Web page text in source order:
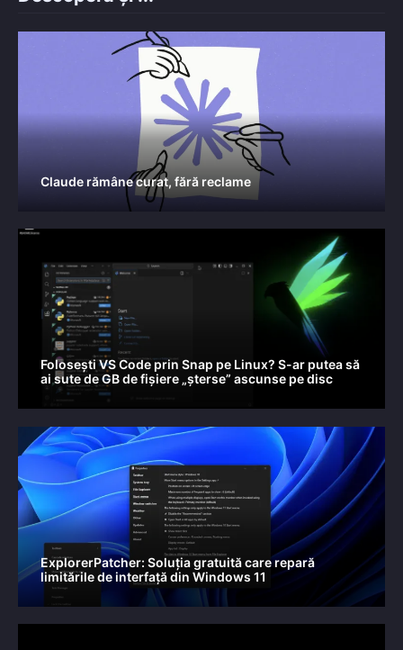
Claude rămâne curat, fără reclame
Folosești VS Code prin Snap pe Linux? S-ar putea să
ai sute de GB de fișiere „șterse” ascunse pe disc
ExplorerPatcher: Soluția gratuită care repară
limitările de interfață din Windows 11